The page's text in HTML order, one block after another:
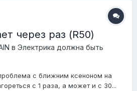
через раз (R50)
в Электрика должна быть
с ближним ксеноном на
с 1 раза, а может и с 30...